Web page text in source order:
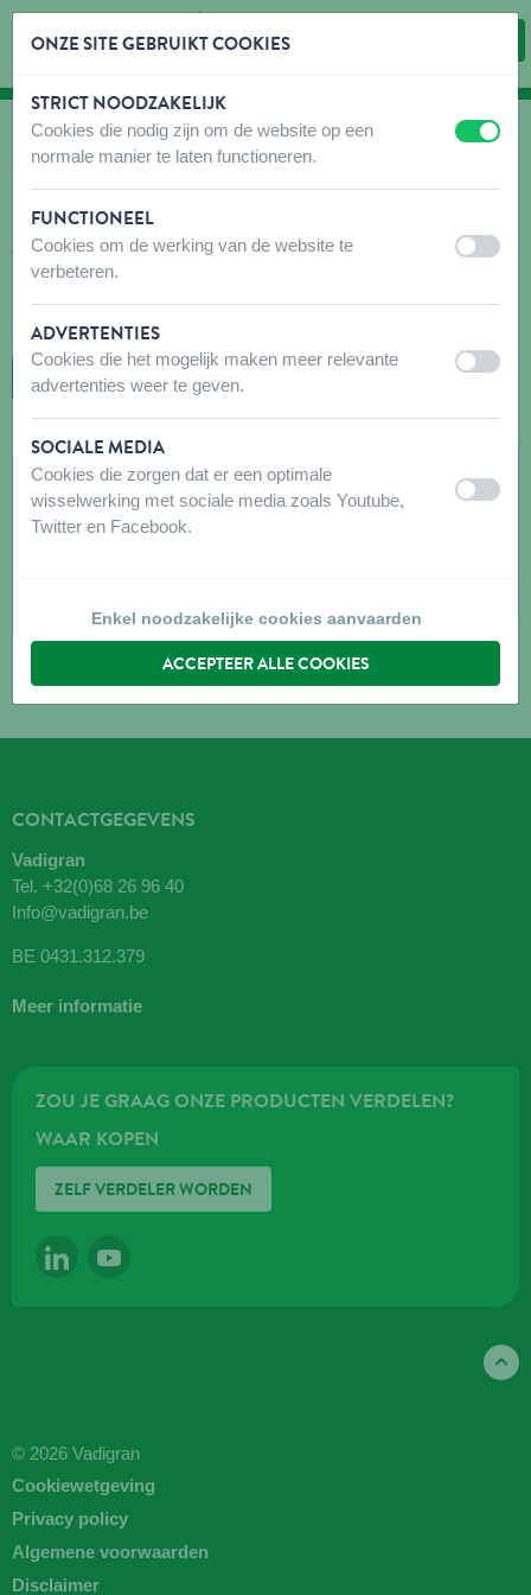
Inhoud overslaan
Taalkeuze overslaan
WAAR KOPEN
Vind snel en gemakkelijk verkooppunten voor onze
Aarzel niet om voor uw bezoek contact op te nemen met de
aanbevolen winkel(s) om er zeker van te zijn dat de producten die
niet om hen te vragen het gewenste product te bestellen.
TERUG NAAR DE KAART
VERMEERSCH-LEROY
Ieperstraat 171
8953 WIJTSCHATE
CONTACTGEGEVENS
Vadigran
Tel. +32(0)68 26 96 40
Info@vadigran.be
BE 0431.312.379
Meer informatie
ZOU JE GRAAG ONZE PRODUCTEN VERDELEN?
WAAR KOPEN
ZELF VERDELER WORDEN
LINKEDINYOUTUBE
© 2026 Vadigran
Cookiewetgeving
Privacy policy
Algemene voorwaarden
Disclaimer
ONZE SITE GEBRUIKT COOKIES
STRICT NOODZAKELIJK
Cookies die nodig zijn om de website op een
normale manier te laten functioneren.
uit aan
FUNCTIONEEL
Cookies om de werking van de website te
verbeteren.
uit aan
ADVERTENTIES
Cookies die het mogelijk maken meer relevante
advertenties weer te geven.
uit aan
SOCIALE MEDIA
Cookies die zorgen dat er een optimale
wisselwerking met sociale media zoals Youtube,
Twitter en Facebook.
uit aan
Enkel noodzakelijke cookies aanvaarden
ACCEPTEER ALLE COOKIES